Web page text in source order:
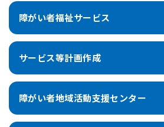
障がい者福祉サービス
サービス等計画作成
障がい者地域活動支援センター